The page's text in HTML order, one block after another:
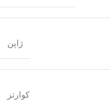
ژاپن
کوارتز